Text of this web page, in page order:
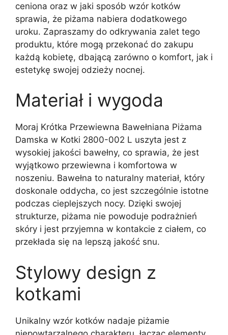
ceniona oraz w jaki sposób wzór kotków
sprawia, że piżama nabiera dodatkowego
uroku. Zapraszamy do odkrywania zalet tego
produktu, które mogą przekonać do zakupu
każdą kobietę, dbającą zarówno o komfort, jak i
estetykę swojej odzieży nocnej.
Materiał i wygoda
Moraj Krótka Przewiewna Bawełniana Piżama
Damska w Kotki 2800-002 L uszyta jest z
wysokiej jakości bawełny, co sprawia, że jest
wyjątkowo przewiewna i komfortowa w
noszeniu. Bawełna to naturalny materiał, który
doskonale oddycha, co jest szczególnie istotne
podczas cieplejszych nocy. Dzięki swojej
strukturze, piżama nie powoduje podrażnień
skóry i jest przyjemna w kontakcie z ciałem, co
przekłada się na lepszą jakość snu.
Stylowy design z
kotkami
Unikalny wzór kotków nadaje piżamie